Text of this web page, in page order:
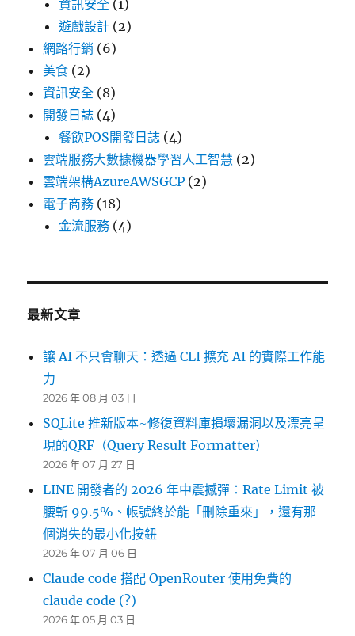
資訊安全 (1)
遊戲設計 (2)
網路行銷 (6)
美食 (2)
資訊安全 (8)
開發日誌 (4)
餐飲POS開發日誌 (4)
雲端服務大數據機器學習人工智慧 (2)
雲端架構AzureAWSGCP (2)
電子商務 (18)
金流服務 (4)
最新文章
讓 AI 不只會聊天：透過 CLI 擴充 AI 的實際工作能
力
2026 年 08 月 03 日
SQLite 推新版本~修復資料庫損壞漏洞以及漂亮呈
現的QRF（Query Result Formatter）
2026 年 07 月 27 日
LINE 開發者的 2026 年中震撼彈：Rate Limit 被
腰斬 99.5%、帳號終於能「刪除重來」，還有那
個消失的最小化按鈕
2026 年 07 月 06 日
Claude code 搭配 OpenRouter 使用免費的
claude code (?)
2026 年 05 月 03 日